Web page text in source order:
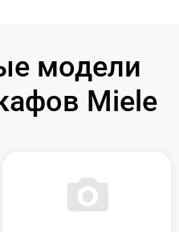
модели
Miele